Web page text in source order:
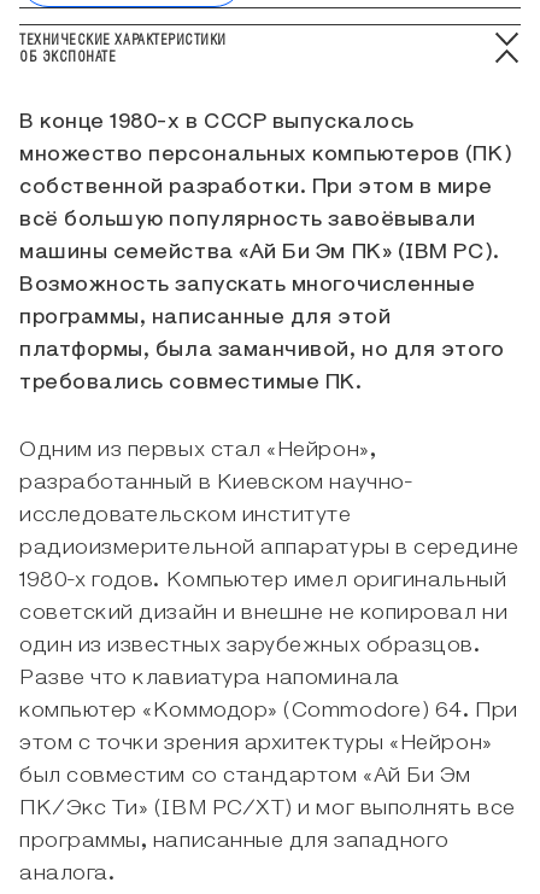
ОБ ЭКСПОНАТЕ
В конце 1980-х в СССР выпускалось
множество персональных компьютеров (ПК)
собственной разработки. При этом в мире
всё большую популярность завоёвывали
машины семейства «Ай Би Эм ПК» (IBM PC).
Возможность запускать многочисленные
программы, написанные для этой
платформы, была заманчивой, но для этого
требовались совместимые ПК.
Одним из первых стал «Нейрон»,
разработанный в Киевском научно-
исследовательском институте
радиоизмерительной аппаратуры в середине
1980-х годов. Компьютер имел оригинальный
советский дизайн и внешне не копировал ни
один из известных зарубежных образцов.
Разве что клавиатура напоминала
компьютер «Коммодор» (Commodore) 64. При
этом с точки зрения архитектуры «Нейрон»
был совместим со стандартом «Ай Би Эм
ПК/Экс Ти» (IBM PC/XT) и мог выполнять все
программы, написанные для западного
аналога.
ТЕХНИЧЕСКИЕ ХАРАКТЕРИСТИКИ